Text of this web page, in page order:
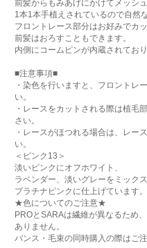
前髪からもみあげにかけてメッシ
1本1本手植えされているので自然
フロントレース部分はお好みでカ
前髪はおろすこともできます。
内側にコームピンが内蔵されてお
■注意事項■
・染色を行いますと、フロントレ
い。
・レースをカットされる際は植毛
さい。
・レースがほつれる場合は、レー
い。
＜ピンク13＞
淡いピンクにオフホワイト、
ラベンダー、淡いグレーをミックス
プラチナピンクに仕上げています。
★色についてのご注意★
PROとSARAは繊維が異なるため
ありません。
バンス・毛束の同時購入の際はご注